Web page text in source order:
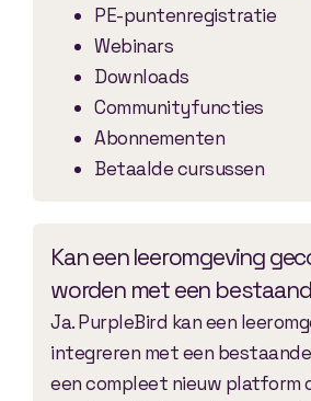
PE-puntenregistratie
Webinars
Downloads
Communityfuncties
Abonnementen
Betaalde cursussen
Kan een leeromgeving
worden met een
Ja. PurpleBird kan een
integreren met een bestaande
een compleet nieuw platform